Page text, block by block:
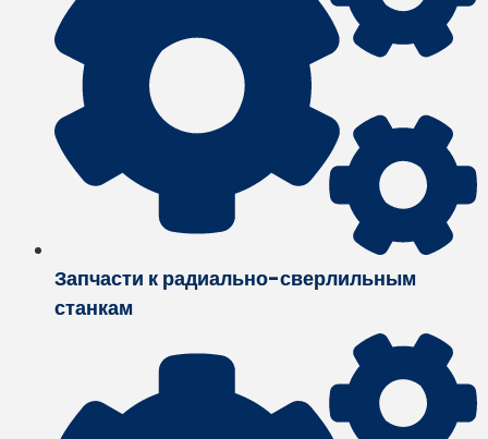
Запчасти к радиально-сверлильным
станкам